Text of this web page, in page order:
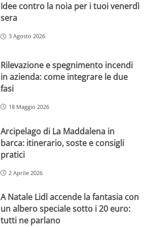
Idee contro la noia per i tuoi venerdì
sera
3 Agosto 2026
Rilevazione e spegnimento incendi
in azienda: come integrare le due
fasi
18 Maggio 2026
Arcipelago di La Maddalena in
barca: itinerario, soste e consigli
pratici
2 Aprile 2026
A Natale Lidl accende la fantasia con
un albero speciale sotto i 20 euro:
tutti ne parlano